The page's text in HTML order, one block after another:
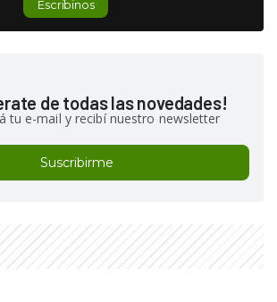
Escribinos
de todas las novedades!
tu e-mail y recibí nuestro newsletter
Suscribirme